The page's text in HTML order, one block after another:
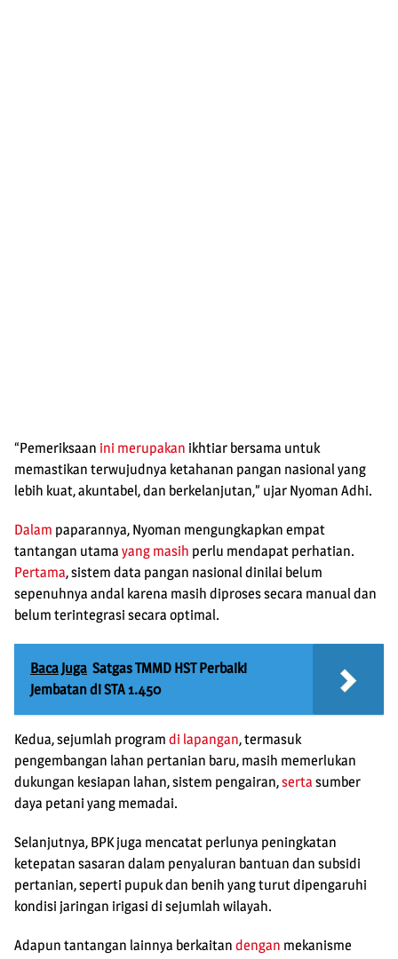
“Pemeriksaan ini merupakan ikhtiar bersama untuk
memastikan terwujudnya ketahanan pangan nasional yang
lebih kuat, akuntabel, dan berkelanjutan,” ujar Nyoman Adhi.
Dalam paparannya, Nyoman mengungkapkan empat
tantangan utama yang masih perlu mendapat perhatian.
Pertama, sistem data pangan nasional dinilai belum
sepenuhnya andal karena masih diproses secara manual dan
belum terintegrasi secara optimal.
Baca Juga Satgas TMMD HST Perbaiki
Jembatan di STA 1.450
Kedua, sejumlah program di lapangan, termasuk
pengembangan lahan pertanian baru, masih memerlukan
dukungan kesiapan lahan, sistem pengairan,serta sumber
daya petani yang memadai.
Selanjutnya, BPK juga mencatat perlunya peningkatan
ketepatan sasaran dalam penyaluran bantuan dan subsidi
pertanian, seperti pupuk dan benih yang turut dipengaruhi
kondisi jaringan irigasi di sejumlah wilayah.
Adapun tantangan lainnya berkaitan dengan mekanisme